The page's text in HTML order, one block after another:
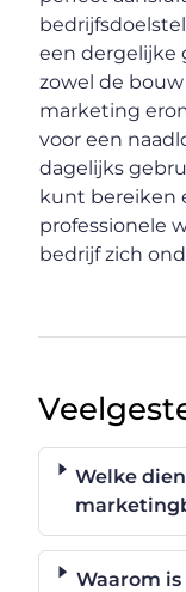
een dergelijke
zowel de
marketing
voor een
dagelijks
kunt bereiken
professionele
bedrijf zich
Welke
Waarom